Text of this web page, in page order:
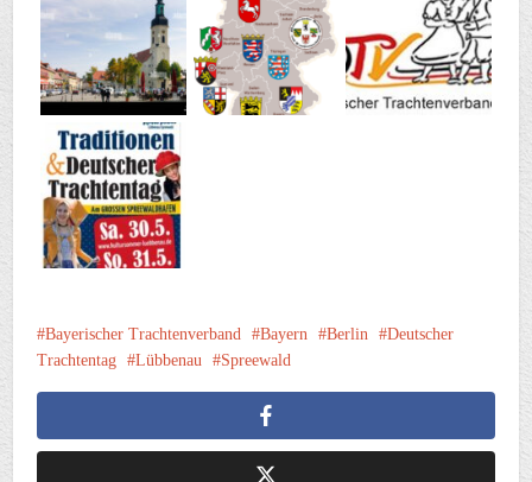
Bayerischer Trachtenverband Bayern Berlin
Deutscher
Trachtentag
Lübbenau Spreewald